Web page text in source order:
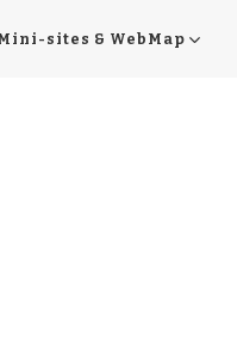
sites & WebMap